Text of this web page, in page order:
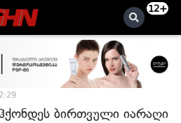
12+
ბირთვული იარაღი